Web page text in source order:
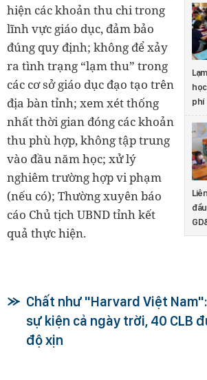
phí
hiện các khoản thu chi trong
lĩnh vực giáo dục, đảm bảo
đúng quy định; không để xảy
ra tình trạng “lạm thu” trong
các cơ sở giáo dục đạo tạo trên
địa bàn tỉnh; xem xét thống
nhất thời gian đóng các khoản
thu phù hợp, không tập trung
vào đầu năm học; xử lý
nghiêm trường hợp vi phạm
(nếu có); Thường xuyên báo
cáo Chủ tịch UBND tỉnh kết
quả thực hiện.
Chất như "Harvard Việt
sự kiện cả ngày trời, 40 CLB
độ xịn